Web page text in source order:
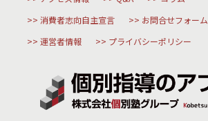
消費者志向自主宣言
お問合せフォーム
運営者情報
プライバシーポリシー